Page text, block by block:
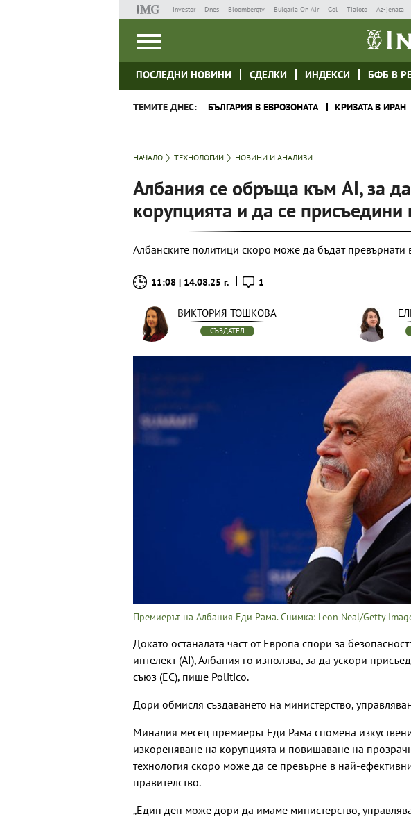
Investor Dnes Bloombergtv Bulgaria On Air Gol Tialoto Az-jenata
ПОСЛЕДНИ НОВИНИ СДЕЛКИ ИНДЕКСИ БФБ В
ТЕМИТЕ ДНЕС: БЪЛГАРИЯ В ЕВРОЗОНАТА КРИЗАТА В ИРАН
НАЧАЛО ТЕХНОЛОГИИ НОВИНИ И АНАЛИЗИ
Албания се обръща към AI, за
корупцията и да се
Албанските политици скоро може да бъдат превърнати
11:08 | 14.08.25 г. 1
ВИКТОРИЯ ТОШКОВА
СЪЗДАТЕЛ
Премиерът на Албания Еди Рама. Снимка: Leon Neal/Getty
Докато останалата част от Европа спори за
интелект (AI), Албания го използва, за да ускори
съюз (ЕС), пише Politico.
Дори обмисля създаването на министерство,
Миналия месец премиерът Еди Рама спомена
изкореняване на корупцията и повишаване на
технология скоро може да се превърне в най-
правителство.
„Един ден може дори да имаме министерство,